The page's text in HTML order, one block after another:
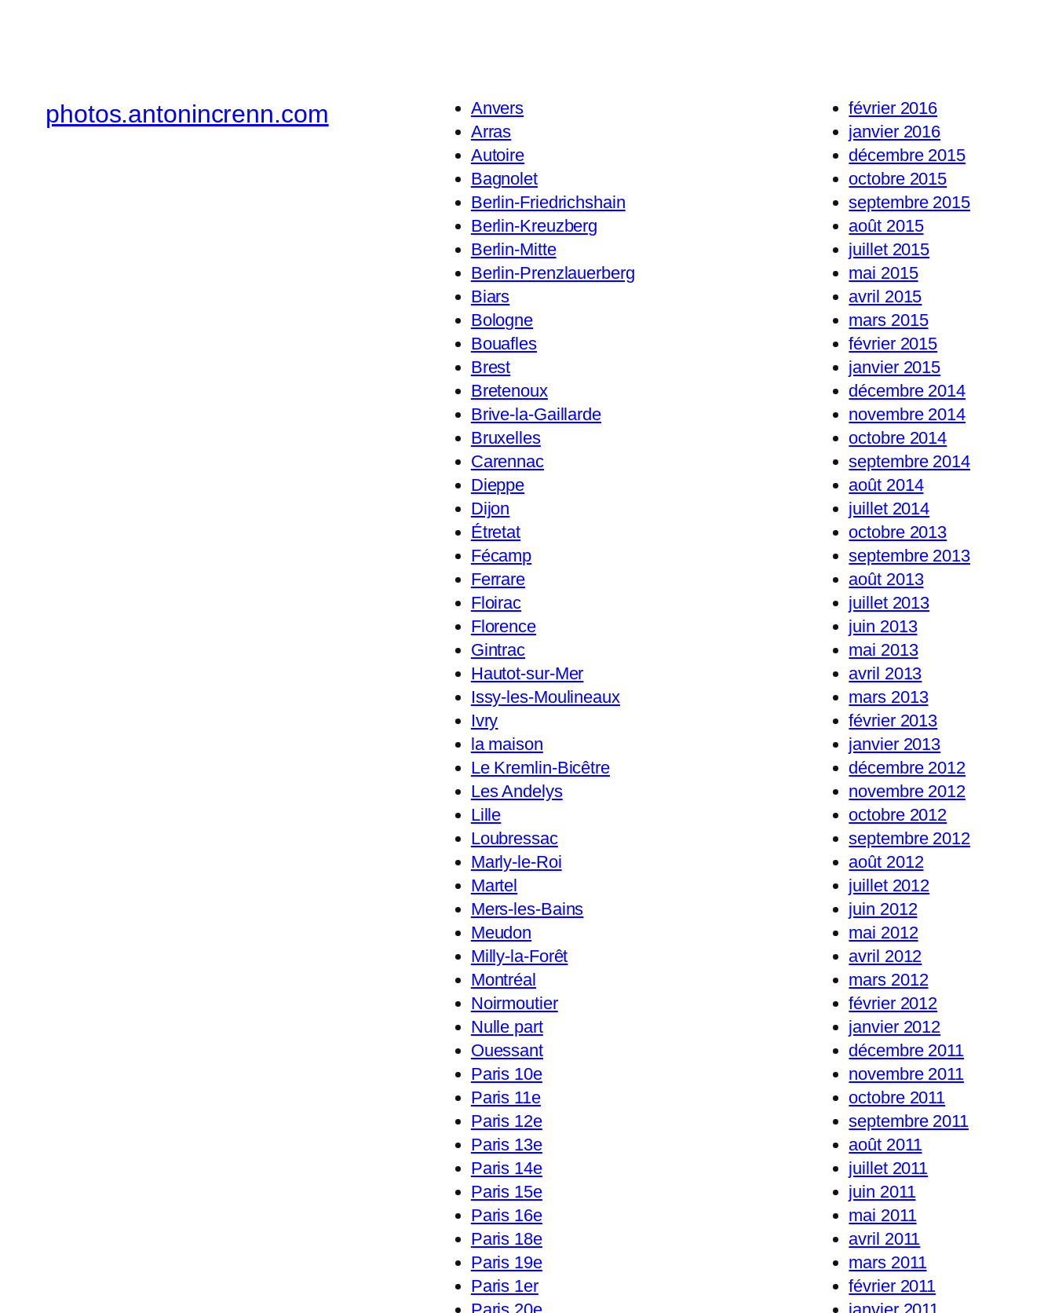
photos.antonincrenn.com
Anvers
Arras
Autoire
Bagnolet
Berlin-Friedrichshain
Berlin-Kreuzberg
Berlin-Mitte
Berlin-Prenzlauerberg
Biars
Bologne
Bouafles
Brest
Bretenoux
Brive-la-Gaillarde
Bruxelles
Carennac
Dieppe
Dijon
Étretat
Fécamp
Ferrare
Floirac
Florence
Gintrac
Hautot-sur-Mer
Issy-les-Moulineaux
Ivry
la maison
Le Kremlin-Bicêtre
Les Andelys
Lille
Loubressac
Marly-le-Roi
Martel
Mers-les-Bains
Meudon
Milly-la-Forêt
Montréal
Noirmoutier
Nulle part
Ouessant
Paris 10e
Paris 11e
Paris 12e
Paris 13e
Paris 14e
Paris 15e
Paris 16e
Paris 18e
Paris 19e
Paris 1er
février 2016
janvier 2016
décembre 2015
octobre 2015
septembre 2015
août 2015
juillet 2015
mai 2015
avril 2015
mars 2015
février 2015
janvier 2015
décembre 2014
novembre 2014
octobre 2014
septembre 2014
août 2014
juillet 2014
octobre 2013
septembre 2013
août 2013
juillet 2013
juin 2013
mai 2013
avril 2013
mars 2013
février 2013
janvier 2013
décembre 2012
novembre 2012
octobre 2012
septembre 2012
août 2012
juillet 2012
juin 2012
mai 2012
avril 2012
mars 2012
février 2012
janvier 2012
décembre 2011
novembre 2011
octobre 2011
septembre 2011
août 2011
juillet 2011
juin 2011
mai 2011
avril 2011
mars 2011
février 2011